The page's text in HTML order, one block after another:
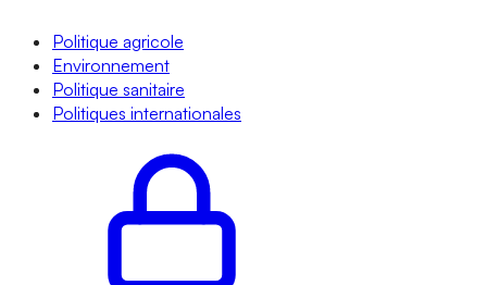
Politique agricole
Environnement
Politique sanitaire
Politiques internationales